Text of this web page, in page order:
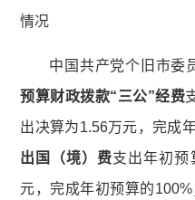
情况
中国共产党个旧市委
预算财政拨款“三公”经费
出决算为1.56万元，完成
出国（境）费支出年初预
元，完成年初预算的100%